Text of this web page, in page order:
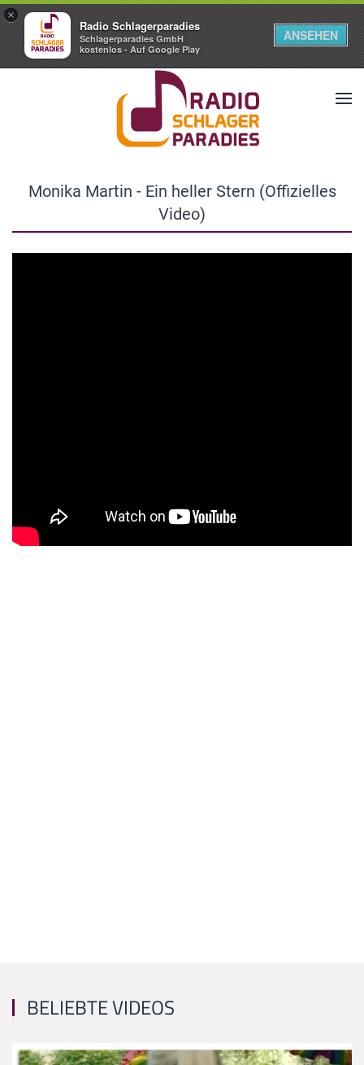
×
Radio Schlagerparadies
Schlagerparadies GmbH
kostenlos - Auf Google Play
ANSEHEN
Monika Martin - Ein heller Stern (Offizielles
Video)
BELIEBTE VIDEOS